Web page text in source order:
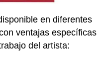
en diferentes
ventajas específicas
del artista: